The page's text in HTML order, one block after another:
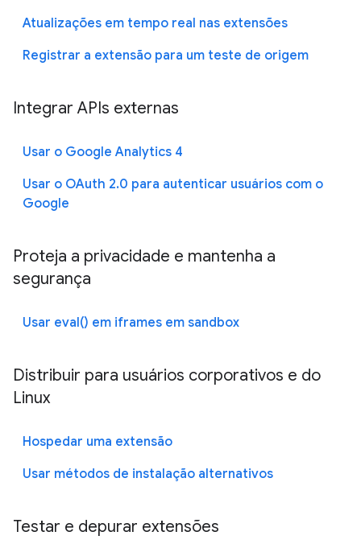
Atualizações em tempo real nas extensões
Registrar a extensão para um teste de origem
Integrar APIs externas
Usar o Google Analytics 4
Usar o OAuth 2.0 para autenticar usuários com o
Google
Proteja a privacidade e mantenha a
segurança
Usar eval() em iframes em sandbox
Distribuir para usuários corporativos e do
Linux
Hospedar uma extensão
Usar métodos de instalação alternativos
Testar e depurar extensões